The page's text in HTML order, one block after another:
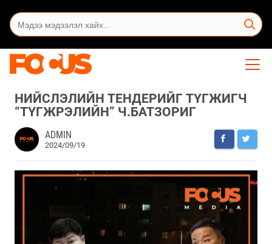
НИЙСЛЭЛИЙН ТЕНДЕРИЙГ ТҮГЖИГЧ
“ТҮГЖРЭЛИЙН” Ч.БАТЗОРИГ
ADMIN
2024/09/19